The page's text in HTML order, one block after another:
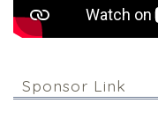
Sponsor Link